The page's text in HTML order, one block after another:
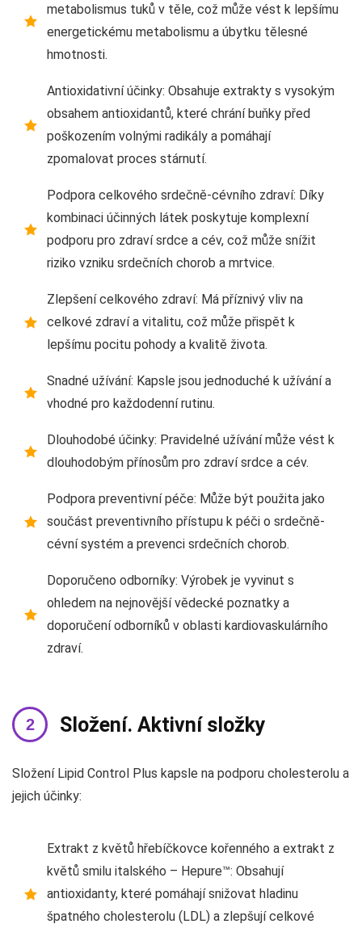
metabolismus tuků v těle, což může vést k lepšímu
energetickému metabolismu a úbytku tělesné
hmotnosti.
Antioxidativní účinky: Obsahuje extrakty s vysokým
obsahem antioxidantů, které chrání buňky před
poškozením volnými radikály a pomáhají
zpomalovat proces stárnutí.
Podpora celkového srdečně-cévního zdraví: Díky
kombinaci účinných látek poskytuje komplexní
podporu pro zdraví srdce a cév, což může snížit
riziko vzniku srdečních chorob a mrtvice.
Zlepšení celkového zdraví: Má příznivý vliv na
celkové zdraví a vitalitu, což může přispět k
lepšímu pocitu pohody a kvalitě života.
Snadné užívání: Kapsle jsou jednoduché k užívání a
vhodné pro každodenní rutinu.
Dlouhodobé účinky: Pravidelné užívání může vést k
dlouhodobým přínosům pro zdraví srdce a cév.
Podpora preventivní péče: Může být použita jako
součást preventivního přístupu k péči o srdečně-
cévní systém a prevenci srdečních chorob.
Doporučeno odborníky: Výrobek je vyvinut s
ohledem na nejnovější vědecké poznatky a
doporučení odborníků v oblasti kardiovaskulárního
zdraví.
Složení. Aktivní složky
Složení Lipid Control Plus kapsle na podporu cholesterolu a
jejich účinky:
Extrakt z květů hřebíčkovce kořenného a extrakt z
květů smilu italského – Hepure™: Obsahují
antioxidanty, které pomáhají snižovat hladinu
špatného cholesterolu (LDL) a zlepšují celkové